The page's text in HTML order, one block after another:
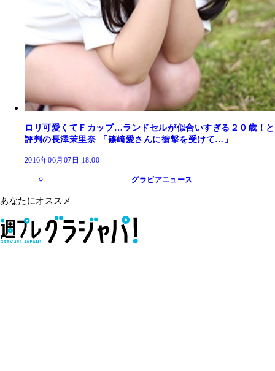
ロリ可愛くてＦカップ…ランドセルが似合いすぎる２０歳！と
評判の長澤茉里奈 「篠崎愛さんに衝撃を受けて…」
2016年06月07日 18:00
グラビアニュース
あなたにオススメ